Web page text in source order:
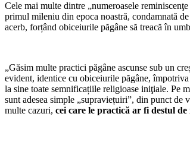
Cele mai multe dintre „numeroasele
primul mileniu din epoca noastră, condamnată
acerb, forțând obiceiurile păgâne să treacă în
„Găsim multe practici păgâne ascunse sub un
evident, identice cu obiceiurile păgâne,
la sine toate semnificațiile religioase iniţiale. Pe
sunt adesea simple „supraviețuiri”, din punct de
multe cazuri, cei care le practică ar fi destul